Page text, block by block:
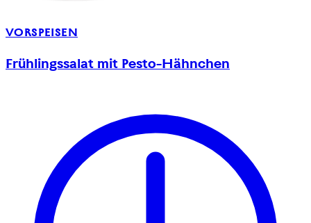
VORSPEISEN
Frühlingssalat mit Pesto-Hähnchen